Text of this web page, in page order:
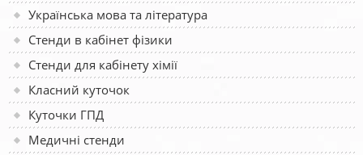
Українська мова та література
Стенди в кабінет фізики
Стенди для кабінету хімії
Класний куточок
Куточки ГПД
Медичні стенди